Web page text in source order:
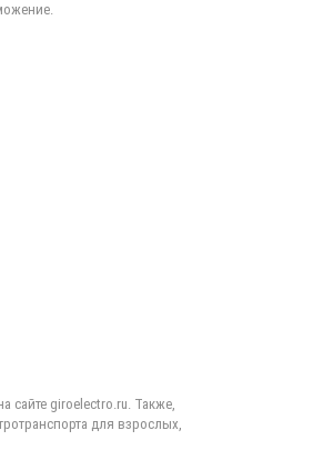
сайте giroelectro.ru. Также,
для взрослых,